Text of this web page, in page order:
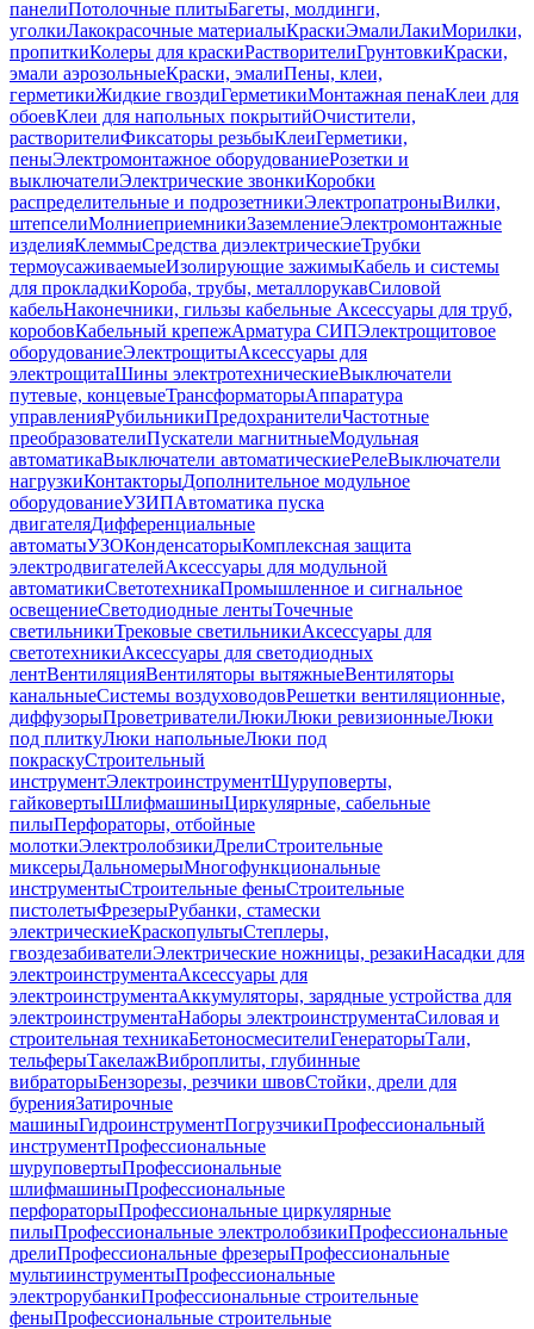
панелиПотолочные плитыБагеты, молдинги,
уголкиЛакокрасочные материалыКраскиЭмалиЛакиМорилки,
пропиткиКолеры для краскиРастворителиГрунтовкиКраски,
эмали аэрозольныеКраски, эмалиПены, клеи,
герметикиЖидкие гвоздиГерметикиМонтажная пенаКлеи для
обоевКлеи для напольных покрытийОчистители,
растворителиФиксаторы резьбыКлеиГерметики,
пеныЭлектромонтажное оборудованиеРозетки и
выключателиЭлектрические звонкиКоробки
распределительные и подрозетникиЭлектропатроныВилки,
штепселиМолниеприемникиЗаземлениеЭлектромонтажные
изделияКлеммыСредства диэлектрическиеТрубки
термоусаживаемыеИзолирующие зажимыКабель и системы
для прокладкиКороба, трубы, металлорукавСиловой
кабельНаконечники, гильзы кабельные Аксессуары для труб,
коробовКабельный крепежАрматура СИПЭлектрощитовое
оборудованиеЭлектрощитыАксессуары для
электрощитаШины электротехническиеВыключатели
путевые, концевыеТрансформаторыАппаратура
управленияРубильникиПредохранителиЧастотные
преобразователиПускатели магнитныеМодульная
автоматикаВыключатели автоматическиеРелеВыключатели
нагрузкиКонтакторыДополнительное модульное
оборудованиеУЗИПАвтоматика пуска
двигателяДифференциальные
автоматыУЗОКонденсаторыКомплексная защита
электродвигателейАксессуары для модульной
автоматикиСветотехникаПромышленное и сигнальное
освещениеСветодиодные лентыТочечные
светильникиТрековые светильникиАксессуары для
светотехникиАксессуары для светодиодных
лентВентиляцияВентиляторы вытяжныеВентиляторы
канальныеСистемы воздуховодовРешетки вентиляционные,
диффузорыПроветривателиЛюкиЛюки ревизионныеЛюки
под плиткуЛюки напольныеЛюки под
покраскуСтроительный
инструментЭлектроинструментШуруповерты,
гайковертыШлифмашиныЦиркулярные, сабельные
пилыПерфораторы, отбойные
молоткиЭлектролобзикиДрелиСтроительные
миксерыДальномерыМногофункциональные
инструментыСтроительные феныСтроительные
пистолетыФрезерыРубанки, стамески
электрическиеКраскопультыСтеплеры,
гвоздезабивателиЭлектрические ножницы, резакиНасадки для
электроинструментаАксессуары для
электроинструментаАккумуляторы, зарядные устройства для
электроинструментаНаборы электроинструментаСиловая и
строительная техникаБетоносмесителиГенераторыТали,
тельферыТакелажВиброплиты, глубинные
вибраторыБензорезы, резчики швовСтойки, дрели для
буренияЗатирочные
машиныГидроинструментПогрузчикиПрофессиональный
инструментПрофессиональные
шуруповертыПрофессиональные
шлифмашиныПрофессиональные
перфораторыПрофессиональные циркулярные
пилыПрофессиональные электролобзикиПрофессиональные
дрелиПрофессиональные фрезерыПрофессиональные
мультиинструментыПрофессиональные
электрорубанкиПрофессиональные строительные
феныПрофессиональные строительные